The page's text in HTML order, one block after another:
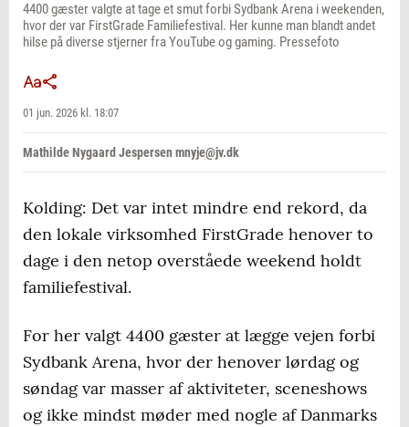
4400 gæster valgte at tage et smut forbi Sydbank Arena i weekenden,
hvor der var FirstGrade Familiefestival. Her kunne man blandt andet
hilse på diverse stjerner fra YouTube og gaming. Pressefoto
01 jun. 2026 kl. 18:07
Mathilde Nygaard Jespersen mnyje@jv.dk
Kolding: Det var intet mindre end rekord, da
den lokale virksomhed FirstGrade henover to
dage i den netop overståede weekend holdt
familiefestival.
For her valgt 4400 gæster at lægge vejen forbi
Sydbank Arena, hvor der henover lørdag og
søndag var masser af aktiviteter, sceneshows
og ikke mindst møder med nogle af Danmarks